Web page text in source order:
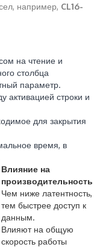
например, CL16-
на чтение и
столбца
параметр.
активацией строки и
для закрытия
время, в
Влияние на
производительность
Чем ниже латентность,
тем быстрее доступ к
данным.
Влияют на общую
скорость работы